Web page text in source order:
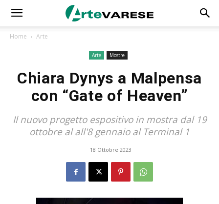
Home Arte
Arte Mostre
Chiara Dynys a Malpensa
con “Gate of Heaven”
Il nuovo progetto espositivo in mostra dal 19
ottobre al all'8 gennaio al Terminal 1
18 Ottobre 2023